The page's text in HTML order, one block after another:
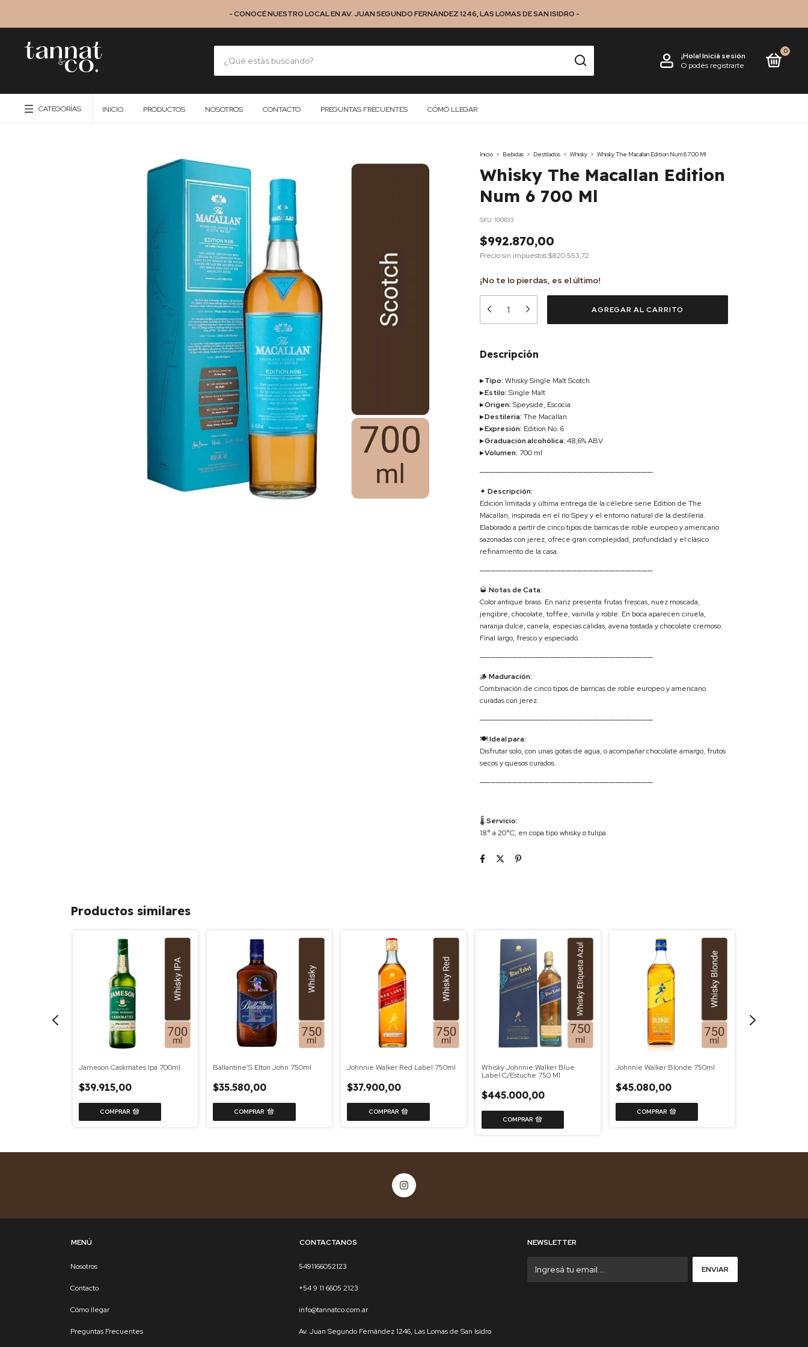
- CONOCÉ NUESTRO LOCAL EN AV. JUAN SEGUNDO FERNÁNDEZ 1246, LAS LOMAS DE SAN ISIDRO -
¡Hola!Iniciá sesión
O podés registrarte
0
CATEGORÍAS INICIO PRODUCTOS NOSOTROS CONTACTO PREGUNTAS FRECUENTES CÓMO LLEGAR
Inicio > Bebidas > Destilados > Whisky > Whisky The Macallan Edition Num 6 700 Ml
Whisky The Macallan Edition
Num 6 700 Ml
SKU: 100833
$992.870,00
Precio sin impuestos$820.553,72
¡No te lo pierdas, es el último!
Descripción
▸ Tipo: Whisky Single Malt Scotch
▸ Estilo: Single Malt
▸ Origen: Speyside, Escocia
▸ Destilería: The Macallan
▸ Expresión: Edition No. 6
▸ Graduación alcohólica: 48,6% ABV
▸ Volumen: 700 ml
────────────────────────────────
✦ Descripción:
Edición limitada y última entrega de la célebre serie Edition de The
Macallan, inspirada en el río Spey y el entorno natural de la destilería.
Elaborado a partir de cinco tipos de barricas de roble europeo y americano
sazonadas con jerez, ofrece gran complejidad, profundidad y el clásico
refinamiento de la casa.
────────────────────────────────
🥃 Notas de Cata:
Color antique brass. En nariz presenta frutas frescas, nuez moscada,
jengibre, chocolate, toffee, vainilla y roble. En boca aparecen ciruela,
naranja dulce, canela, especias cálidas, avena tostada y chocolate cremoso.
Final largo, fresco y especiado.
────────────────────────────────
🪵 Maduración:
Combinación de cinco tipos de barricas de roble europeo y americano
curadas con jerez.
────────────────────────────────
🍽Ideal para:
Disfrutar solo, con unas gotas de agua, o acompañar chocolate amargo, frutos
secos y quesos curados.
────────────────────────────────
🌡Servicio:
18° a 20°C, en copa tipo whisky o tulipa.
Productos similares
Jameson Caskmates Ipa 700ml
$39.915,00
Ballantine'S Elton John 750ml
$35.580,00
Johnnie Walker Red Label 750ml
$37.900,00
Whisky Johnnie Walker Blue
Label C/Estuche 750 Ml
$445.000,00
Johnnie Walker Blonde 750ml
$45.080,00
MENÚ
Nosotros
Contacto
Cómo llegar
Preguntas Frecuentes
CONTACTANOS
5491166052123
+54 9 11 6605 2123
info@tannatco.com.ar
Av. Juan Segundo Fernández 1246, Las Lomas de San Isidro
NEWSLETTER